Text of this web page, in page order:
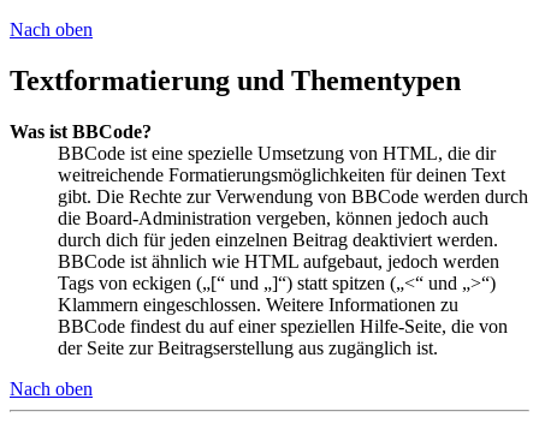
Nach oben
Textformatierung und Thementypen
Was ist BBCode?
BBCode ist eine spezielle Umsetzung von HTML, die dir
weitreichende Formatierungsmöglichkeiten für deinen Text
gibt. Die Rechte zur Verwendung von BBCode werden durch
die Board-Administration vergeben, können jedoch auch
durch dich für jeden einzelnen Beitrag deaktiviert werden.
BBCode ist ähnlich wie HTML aufgebaut, jedoch werden
Tags von eckigen („[“ und „]“) statt spitzen („<“ und „>“)
Klammern eingeschlossen. Weitere Informationen zu
BBCode findest du auf einer speziellen Hilfe-Seite, die von
der Seite zur Beitragserstellung aus zugänglich ist.
Nach oben